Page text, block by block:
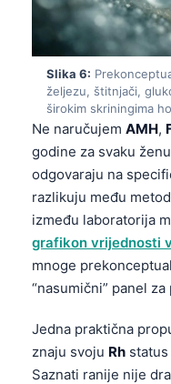
Slika 6:
željezu, štitnjači,
širokim skriningima
Ne naručujem AMH,
godine za svaku
odgovaraju na
razlikuju među
između laboratorija
grafikon vrijednosti
mnoge
“nasumični” panel
Jedna praktična
znaju svoju Rh
Saznati ranije nije
Polski
한국어
Magyar
Shqip
বাংলা
اردو
मराठी
తెలుగు
தமிழ்
ಕನ್ನಡ
മലയാളം